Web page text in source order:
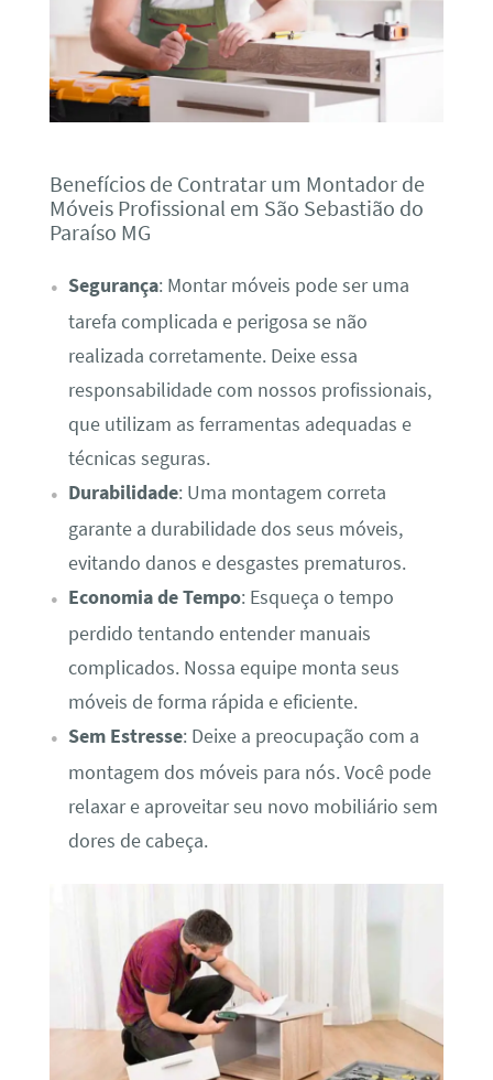
Benefícios de Contratar um Montador de
Móveis Profissional em São Sebastião do
Paraíso MG
Segurança: Montar móveis pode ser uma
tarefa complicada e perigosa se não
realizada corretamente. Deixe essa
responsabilidade com nossos profissionais,
que utilizam as ferramentas adequadas e
técnicas seguras.
Durabilidade: Uma montagem correta
garante a durabilidade dos seus móveis,
evitando danos e desgastes prematuros.
Economia de Tempo: Esqueça o tempo
perdido tentando entender manuais
complicados. Nossa equipe monta seus
móveis de forma rápida e eficiente.
Sem Estresse: Deixe a preocupação com a
montagem dos móveis para nós. Você pode
relaxar e aproveitar seu novo mobiliário sem
dores de cabeça.